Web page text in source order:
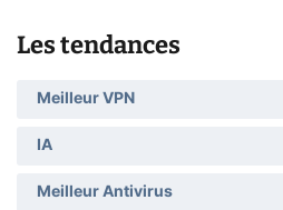
Les tendances
Meilleur VPN
IA
Meilleur Antivirus